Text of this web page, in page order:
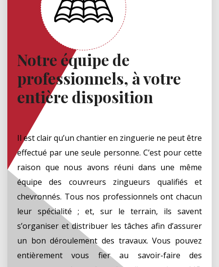
Notre équipe de
professionnels, à votre
entière disposition
Il est clair qu’un chantier en zinguerie ne peut être
effectué par une seule personne. C’est pour cette
raison que nous avons réuni dans une même
équipe des couvreurs zingueurs qualifiés et
chevronnés. Tous nos professionnels ont chacun
leur spécialité ; et, sur le terrain, ils savent
s’organiser et distribuer les tâches afin d’assurer
un bon déroulement des travaux. Vous pouvez
entièrement vous fier au savoir-faire des